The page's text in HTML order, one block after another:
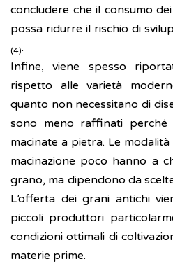
concludere che il consumo
possa ridurre il rischio di
(4).
Infine, viene spesso
rispetto alle varietà
quanto non necessitano di
sono meno raffinati
macinate a pietra. Le
macinazione poco hanno a
grano, ma dipendono da
L’offerta dei grani antichi
piccoli produttori
condizioni ottimali di
materie prime.